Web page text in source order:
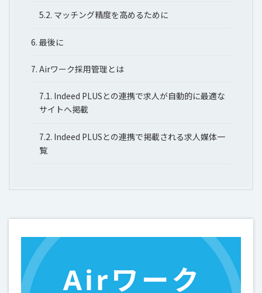
5.2. マッチング精度を高めるために
6. 最後に
7. Airワーク採用管理とは
7.1. Indeed PLUSとの連携で求人が自動的に最適な
サイトへ掲載
7.2. Indeed PLUSとの連携で掲載される求人媒体一
覧